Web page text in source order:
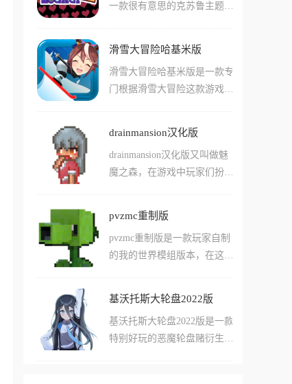
赤道的顶级垂钓达人。
夜班的高危工作。白天你需要
室的污渍杂物，夜晚则要在血
难压制狂暴的本能，在规定时
间内完成清洁任务的同时严守
一款很有意思的克苏鲁主题冒
面包车在大街上闲逛，可以选
择抓捕您看见的任意路人!游
戏玩法十分的有趣，随着您游
多的细胞功能，允许玩家利用
各种不同的特殊能力，还能够
让用户们简单的进行操作!
滑雪大冒险哈基米版
滑雪大冒险哈基米版是一款专
门根据滑雪大冒险这款游戏创
跃的方式躲避各种障碍，并且
一路上通过拾取各种道具直接
高速前进！游戏中支持用户们
进甚至飞行，如何使用这些不
的重点！游戏中还有许多特殊
的玩法和内容，等你来体验
drainmansion汉化版
drainmansion汉化版又叫做魅
魔之森，在游戏中玩家们扮演
很久，玩家却被各种谜题困在
了里面。在游戏中有不少的魔
物在游荡，玩家们需要合理判
办法进行解谜，找到快速逃离
别好玩的游戏细节，还有完善
的故事链条，能让玩家们体验
pvzmc重制版
pvzmc重制版是一款玩家自制
的我的世界模组版本，在这款
界游戏中进行种植并且防御僵
尸进攻的快乐，还能够看到和
原版游戏有许多不同的玩法!
基沃托斯大轮盘2022版
基沃托斯大轮盘2022版是一款
特别好玩的恶魔轮盘赌衍生版